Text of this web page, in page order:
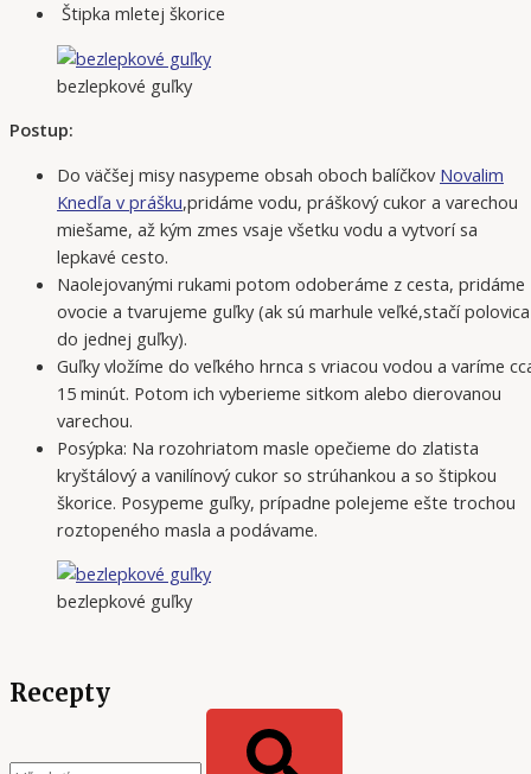
Štipka mletej škorice
bezlepkové guľky
Postup:
Do väčšej misy nasypeme obsah oboch balíčkov Novalim
Knedľa v prášku,pridáme vodu, práškový cukor a varechou
miešame, až kým zmes vsaje všetku vodu a vytvorí sa
lepkavé cesto.
Naolejovanými rukami potom odoberáme z cesta, pridáme
ovocie a tvarujeme guľky (ak sú marhule veľké,stačí polovica
do jednej guľky).
Guľky vložíme do veľkého hrnca s vriacou vodou a varíme
15 minút. Potom ich vyberieme sitkom alebo dierovanou
varechou.
Posýpka: Na rozohriatom masle opečieme do zlatista
kryštálový a vanilínový cukor so strúhankou a so štipkou
škorice. Posypeme guľky, prípadne polejeme ešte trochou
roztopeného masla a podávame.
bezlepkové guľky
Recepty